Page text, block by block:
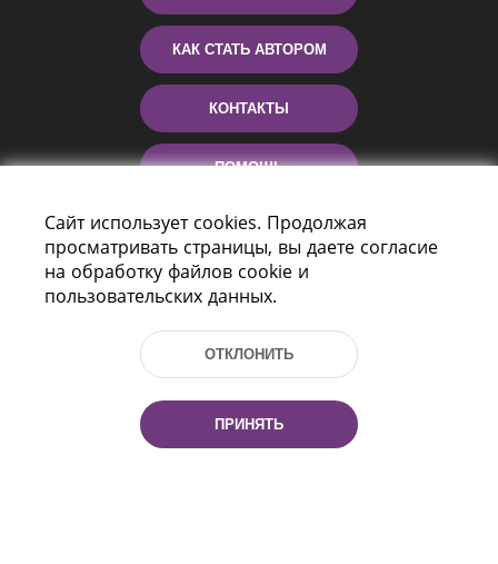
КАК СТАТЬ АВТОРОМ
КОНТАКТЫ
ПОМОЩЬ
Пр-т Независимости 116
г. Минск, Республика Беларусь, 220114
Тел.: (+375 17) 368 37 37, Факс: (+375 17)
Сайт использует cookies. Продолжая
просматривать страницы, вы даете согласие
на обработку файлов cookie и
пользовательских данных.
ОТКЛОНИТЬ
ПРИНЯТЬ